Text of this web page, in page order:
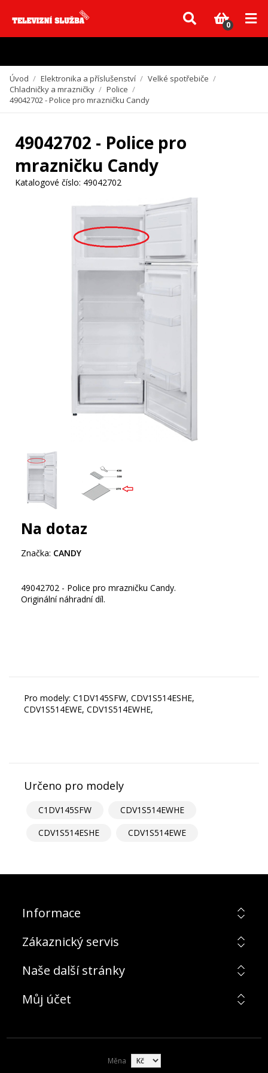
Vzhledem k aktuální situaci se může dodání dílů, které nejsou skladem,
zpozdit. Děkujeme za pochopení.
0
Úvod / Elektronika a příslušenství / Velké spotřebiče /
Chladničky a mrazničky / Police /
49042702 - Police pro mrazničku Candy
49042702 - Police pro
mrazničku Candy
Katalogové číslo: 49042702
Na dotaz
Značka: CANDY
49042702 - Police pro mrazničku Candy.
Originální náhradní díl.
Pro modely: C1DV145SFW, CDV1S514ESHE,
CDV1S514EWE, CDV1S514EWHE,
Určeno pro modely
C1DV145SFW
CDV1S514EWHE
CDV1S514ESHE
CDV1S514EWE
Informace
Zákaznický servis
Naše další stránky
Můj účet
Měna